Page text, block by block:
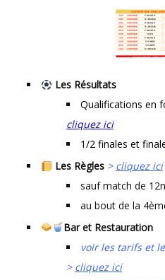
Les Résultats
Qualifications en
cliquez ici
1/2 finales et
Les Règles > cliquez ici
sauf match de
au bout de la
Bar et Restauration
voir les tarifs et
> cliquez ici